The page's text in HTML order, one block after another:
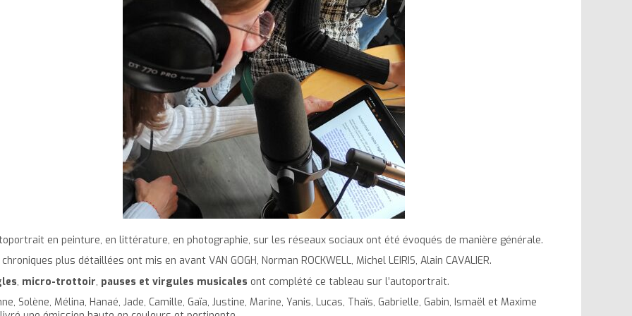
en peinture, en littérature, en photographie, sur les réseaux sociaux ont été évoqués de manière générale.
plus détaillées ont mis en avant VAN GOGH, Norman ROCKWELL, Michel LEIRIS, Alain CAVALIER.
, micro-trottoir, pauses et virgules musicales ont complété ce tableau sur l’autoportrait.
Solène, Mélina, Hanaé, Jade, Camille, Gaïa, Justine, Marine, Yanis, Lucas, Thaïs, Gabrielle, Gabin, Ismaël et Maxime